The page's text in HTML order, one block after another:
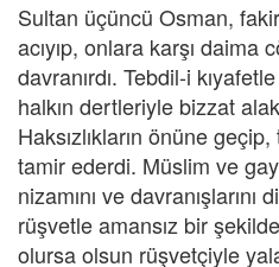
Sultan üçüncü Osman,
acıyıp, onlara karşı daima
davranırdı. Tebdil-i
halkın dertleriyle bizzat
Haksızlıkların önüne
tamir ederdi. Müslim ve
nizamını ve
rüşvetle amansız bir
olursa olsun rüşvetçiyle